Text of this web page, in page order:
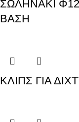
ΣΩΛΗΝΑΚΙ Φ12
ΒΑΣΗ
ΚΛΙΠΣ ΓΙΑ